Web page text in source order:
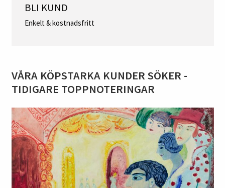
BLI KUND
Enkelt & kostnadsfritt
VÅRA KÖPSTARKA KUNDER SÖKER -
TIDIGARE TOPPNOTERINGAR